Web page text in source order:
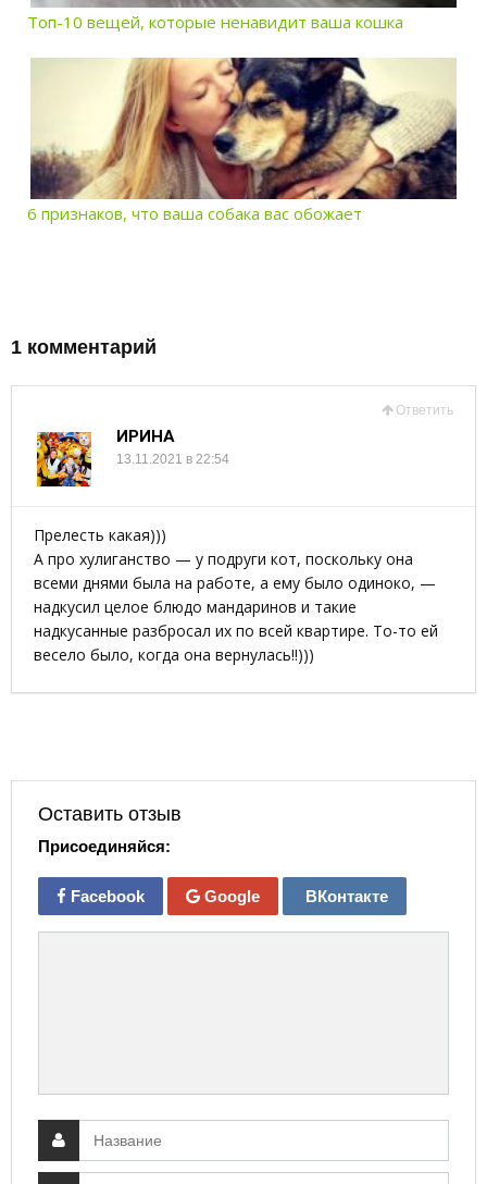
Топ-10 вещей, которые ненавидит ваша кошка
6 признаков, что ваша собака вас обожает
1 комментарий
Ответить
ИРИНА
13.11.2021 в 22:54
Прелесть какая)))
А про хулиганство — у подруги кот, поскольку она
всеми днями была на работе, а ему было одиноко, —
надкусил целое блюдо мандаринов и такие
надкусанные разбросал их по всей квартире. То-то ей
весело было, когда она вернулась!!)))
Оставить отзыв
Присоединяйся:
Facebook Google ВКонтакте